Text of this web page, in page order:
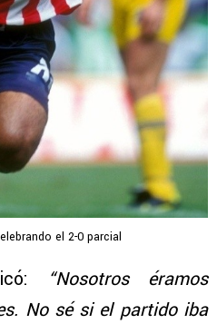
el 2-0 parcial
“Nosotros éramos
No sé si el partido iba